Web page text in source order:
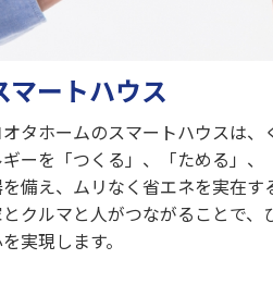
マートハウス
オタホームのスマートハウスは、
ーを「つくる」、「ためる」、
備え、ムリなく省エネを実在す
クルマと人がつながることで、
実現します。